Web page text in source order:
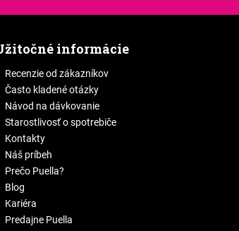
informácie
Recenzie od zákazníkov
Často kladené otázky
Návod na dávkovanie
Starostlivosť o spotrebiče
Kontakty
Náš príbeh
Prečo Puella?
Blog
Kariéra
Predajne Puella